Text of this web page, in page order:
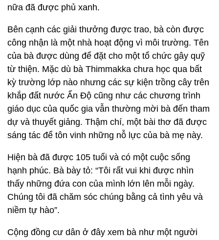
nữa đã được phủ xanh.
Bên cạnh các giải thưởng được trao, bà còn được
công nhận là một nhà hoạt động vì môi trường. Tên
của bà được dùng để đặt cho một tổ chức gây quỹ
từ thiện. Mặc dù bà Thimmakka chưa học qua bất
kỳ trường lớp nào nhưng các sự kiện trồng cây trên
khắp đất nước Ấn Độ cũng như các chương trình
giáo dục của quốc gia vẫn thường mời bà đến tham
dự và thuyết giảng. Thậm chí, một bài thơ đã được
sáng tác để tôn vinh những nỗ lực của bà mẹ này.
Hiện bà đã được 105 tuổi và có một cuộc sống
hạnh phúc. Bà bày tỏ: “Tôi rất vui khi được nhìn
thấy những đứa con của mình lớn lên mỗi ngày.
Chúng tôi đã chăm sóc chúng bằng cả tình yêu và
niềm tự hào”.
Cộng đồng cư dân ở đây xem bà như một người